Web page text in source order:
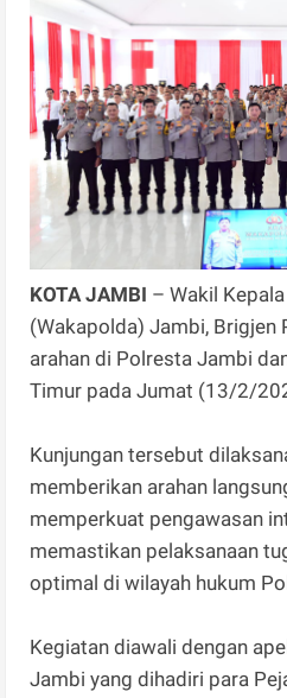
KOTA JAMBI – Wakil
(Wakapolda) Jambi, Brigjen
arahan di Polresta Jambi
Timur pada Jumat (13/2/
Kunjungan tersebut
memberikan arahan
memperkuat pengawasan
memastikan pelaksanaan
optimal di wilayah hukum
Kegiatan diawali dengan
Jambi yang dihadiri para